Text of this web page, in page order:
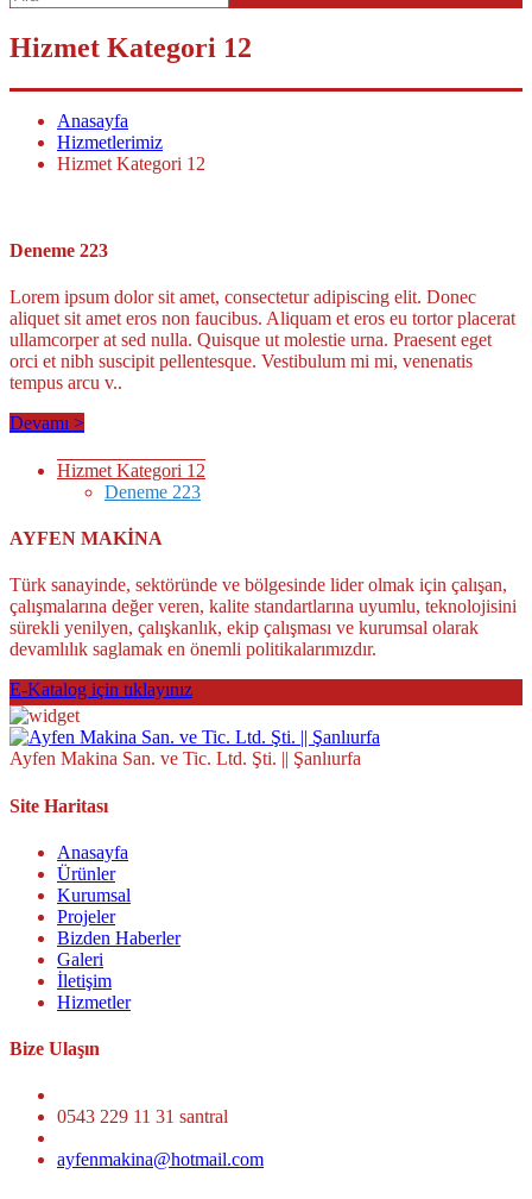
Hizmet Kategori 12
Anasayfa
Hizmetlerimiz
Hizmet Kategori 12
Deneme 223
Lorem ipsum dolor sit amet, consectetur adipiscing elit. Donec
aliquet sit amet eros non faucibus. Aliquam et eros eu tortor placerat
ullamcorper at sed nulla. Quisque ut molestie urna. Praesent eget
orci et nibh suscipit pellentesque. Vestibulum mi mi, venenatis
tempus arcu v..
Devamı >
Hizmet Kategori 12
Deneme 223
AYFEN MAKİNA
Türk sanayinde, sektöründe ve bölgesinde lider olmak için çalışan,
çalışmalarına değer veren, kalite standartlarına uyumlu, teknolojisini
sürekli yenilyen, çalışkanlık, ekip çalışması ve kurumsal olarak
devamlılık saglamak en önemli politikalarımızdır.
E-Katalog için tıklayınız
Ayfen Makina San. ve Tic. Ltd. Şti. || Şanlıurfa
Site Haritası
Anasayfa
Ürünler
Kurumsal
Projeler
Bizden Haberler
Galeri
İletişim
Hizmetler
Bize Ulaşın
0543 229 11 31 santral
ayfenmakina@hotmail.com